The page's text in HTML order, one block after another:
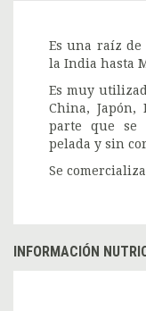
Es una raíz de
la India hasta
Es muy
China, Japón,
parte que
pelada y sin
Se
INFORMACIÓN